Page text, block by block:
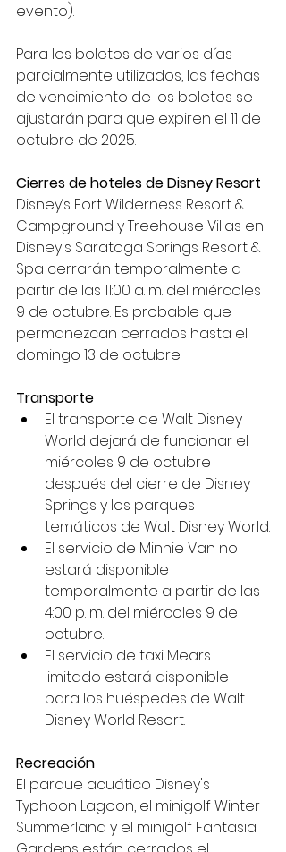
evento).
Para los boletos de varios días
parcialmente utilizados, las fechas
de vencimiento de los boletos se
ajustarán para que expiren el 11 de
octubre de 2025.
Cierres de hoteles de Disney Resort
Disney’s Fort Wilderness Resort &
Campground y Treehouse Villas en
Disney's Saratoga Springs Resort &
Spa cerrarán temporalmente a
partir de las 11:00 a. m. del miércoles
9 de octubre. Es probable que
permanezcan cerrados hasta el
domingo 13 de octubre.
Transporte
El transporte de Walt Disney
World dejará de funcionar el
miércoles 9 de octubre
después del cierre de Disney
Springs y los parques
temáticos de Walt Disney World.
El servicio de Minnie Van no
estará disponible
temporalmente a partir de las
4:00 p. m. del miércoles 9 de
octubre.
El servicio de taxi Mears
limitado estará disponible
para los huéspedes de Walt
Disney World Resort.
Recreación
El parque acuático Disney's
Typhoon Lagoon, el minigolf Winter
Summerland y el minigolf Fantasia